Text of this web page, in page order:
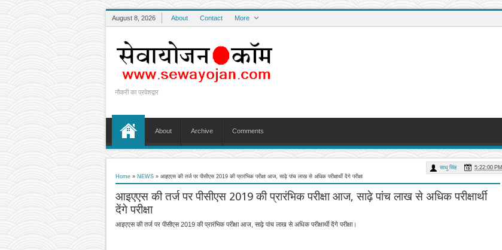
August 8, 2026 About Contact More
नौकरी का प्रवेशद्वार
About Archive Comments
Home » NEWS » आइएएस की तर्ज पर पीसीएस 2019 की प्रारंभिक परीक्षा आज, साढ़े पांच लाख से अधिक परीक्षार्थी देंगे परीक्षा
आइएएस की तर्ज पर पीसीएस 2019 की प्रारंभिक परीक्षा आज, साढ़े पांच लाख से अधिक परीक्षार्थी
देंगे परीक्षा
साधू सिंह 5:22:00 PM
आइएएस की तर्ज पर पीसीएस 2019 की प्रारंभिक परीक्षा आज, साढ़े पांच लाख से अधिक परीक्षार्थी देंगे परीक्षा।